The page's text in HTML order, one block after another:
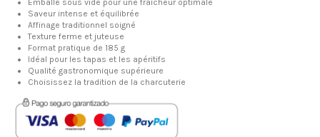
Emballé sous vide pour une fraîcheur optimale
Saveur intense et équilibrée
Affinage traditionnel soigné
Texture ferme et juteuse
Format pratique de 185 g
Idéal pour les tapas et les apéritifs
Qualité gastronomique supérieure
Choisissez la tradition de la charcuterie